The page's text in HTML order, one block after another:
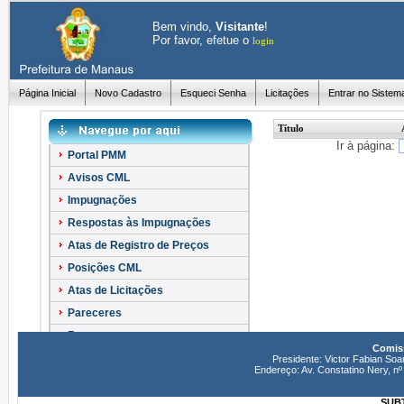
Bem vindo, Visitante!
Por favor, efetue o login
Página Inicial Novo Cadastro Esqueci Senha Licitações Entrar no
Portal PMM
Avisos CML
Impugnações
Respostas às Impugnações
Atas de Registro de Preços
Posições CML
Atas de Licitações
Pareceres
Recursos
Título
Ir à página:
Presidente: Victor Fabian
Endereço: Av. Constatino Nery,